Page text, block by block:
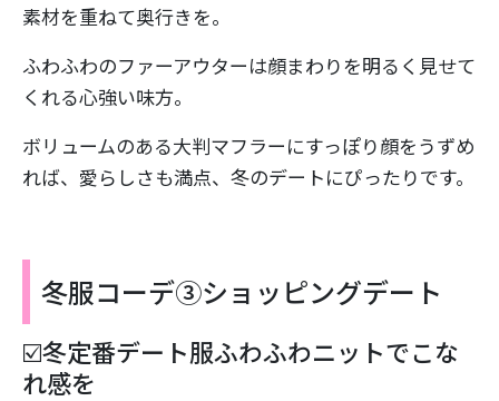
素材を重ねて奥行きを。
ふわふわのファーアウターは顔まわりを明るく見せて
くれる心強い味方。
ボリュームのある大判マフラーにすっぽり顔をうずめ
れば、愛らしさも満点、冬のデートにぴったりです。
冬服コーデ③ショッピングデート
☑️冬定番デート服ふわふわニットでこな
れ感を